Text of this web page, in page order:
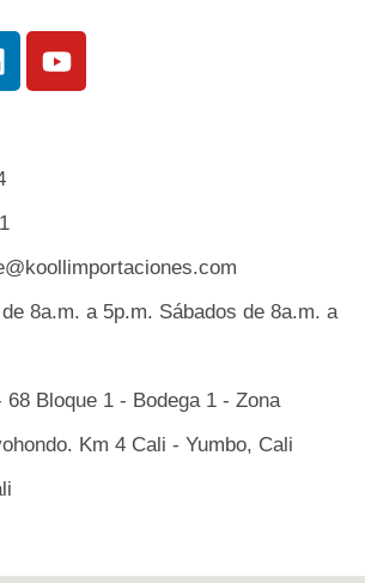
8a.m. a 5p.m. Sábados de 8a.m. a
68 Bloque 1 - Bodega 1 - Zona
Km 4 Cali - Yumbo, Cali